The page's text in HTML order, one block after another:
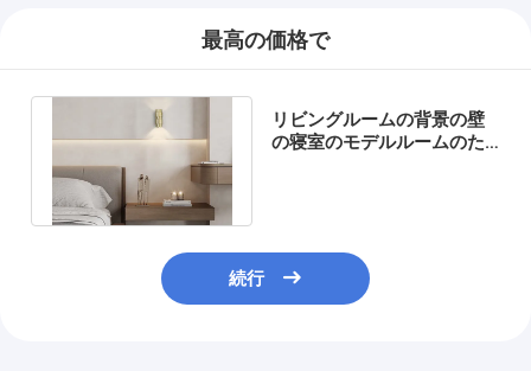
最高の価格で
リビングルームの背景の壁
の寝室のモデルルームのた
続行